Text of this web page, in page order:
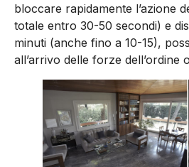
bloccare rapida­mente l’azione
totale entro 30-50 secondi) e
minuti (anche fino a 10-15),
all’arrivo delle forze dell’ordine